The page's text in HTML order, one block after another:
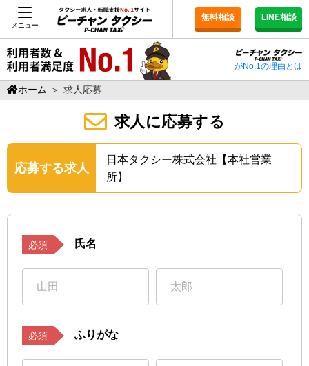
メニュー
無料相談 LINE相談
がNo.1の理由とは
ホーム ＞ 求人応募
求人に応募する
応募する求人
日本タクシー株式会社【本社営業
所】
必須 氏名
必須 ふりがな